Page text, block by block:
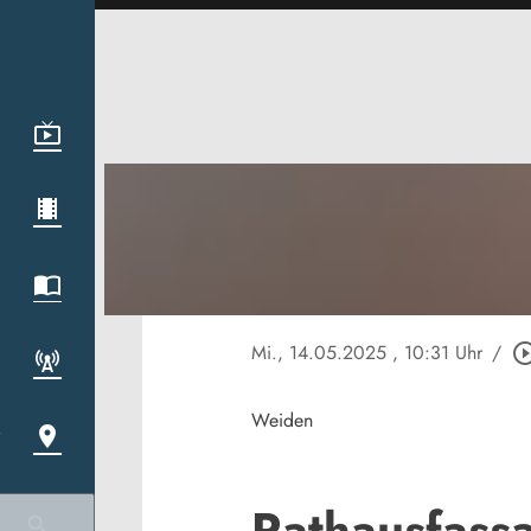
Mi., 14.05.2025 , 10:31 Uhr /
Weiden